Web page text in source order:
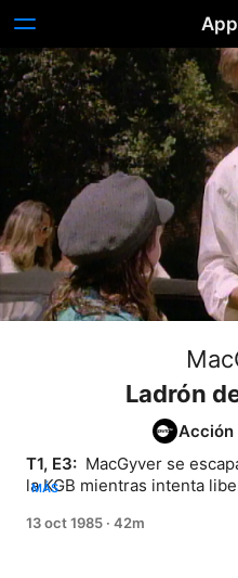
Ladrón
Acción
T1, E3: MacGyver se
la KGB mientras intenta
reloj que contiene
MÁS
13 oct 1985 · 42m